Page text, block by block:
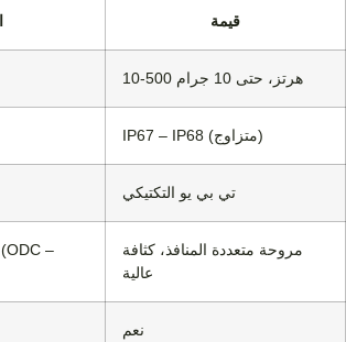
قيمة
10-500 هرتز، حتى 10 جرام
IP67 – IP68 (متزاوج)
تي بي يو التكتيكي
مروحة متعددة المنافذ، كثافة
عالية
نعم